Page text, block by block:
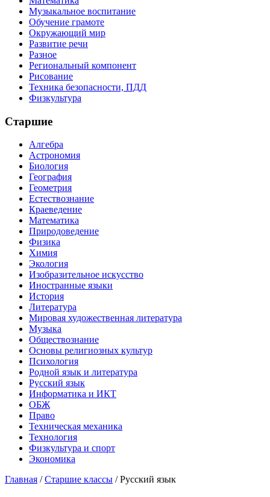
Музыкальное воспитание
Обучение грамоте
Окружающий мир
Развитие речи
Разное
Региональный компонент
Рисование
Техника безопасности, ПДД
Физкультура
Старшие
Алгебра
Астрономия
Биология
География
Геометрия
Естествознание
Краеведение
Математика
Природоведение
Физика
Химия
Экология
Изобразительное искусство
Иностранные языки
История
Литература
Мировая художественная литература
Музыка
Обществознание
Основы религиозных культур
Психология
Родной язык и литература
Русский язык
Информатика и ИКТ
ОБЖ
Право
Техническая механика
Технология
Физкультура и спорт
Экономика
Главная /Старшие классы /Русский язык